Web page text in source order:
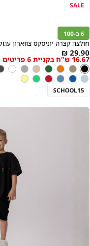
SALE
קנייה
Color
שחור
מידה
הוספה
לסל
6 ב-100
חולצה קצרה יוניסקס צווארון
As
low
as
29.90 ₪
16.67 ש"ח בקניית 6 פריטים
צבע
שחור
שחורחום ניוד ירוק ניוד אפורלבן
תכלתכחול
נסיכות
כחול
אגם
אדוםירוק צהוב
SCHOOL15
|